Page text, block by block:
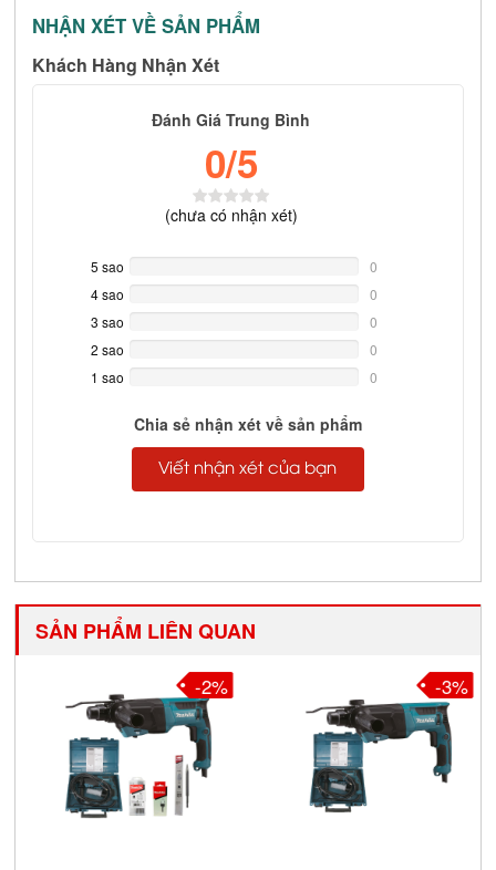
NHẬN XÉT VỀ SẢN PHẨM
Khách Hàng Nhận Xét
Đánh Giá Trung Bình
0/5
(chưa có nhận xét)
5 sao
Complete
0
4 sao
Complete
0
3 sao
Complete
0
2 sao
Complete
0
1 sao
0
Chia sẻ nhận xét về sản phẩm
Viết nhận xét của bạn
SẢN PHẨM LIÊN QUAN
-2% -3%